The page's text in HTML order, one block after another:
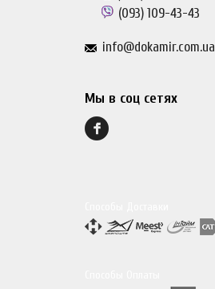
(093) 109-43-43
info@dokamir.com.ua
Мы в соц сетях